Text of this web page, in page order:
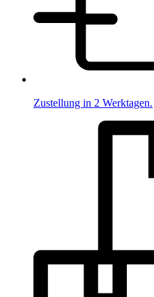
Zustellung in 2 Werktagen.